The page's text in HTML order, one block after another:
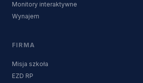
Monitory interaktywne
Wynajem
FIRMA
Misja szkoła
EZD RP